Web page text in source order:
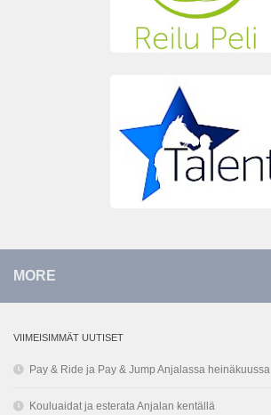
MORE
VIIMEISIMMÄT UUTISET
Pay & Ride ja Pay & Jump Anjalassa heinäkuussa
Kouluaidat ja esterata Anjalan kentällä